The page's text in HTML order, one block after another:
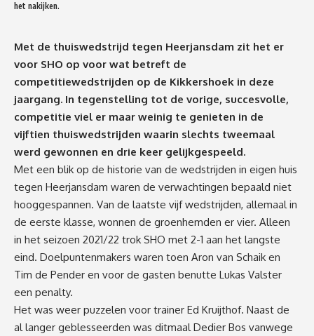
het nakijken.
Met de thuiswedstrijd tegen Heerjansdam zit het er
voor SHO op voor wat betreft de
competitiewedstrijden op de Kikkershoek in deze
jaargang. In tegenstelling tot de vorige, succesvolle,
competitie viel er maar weinig te genieten in de
vijftien thuiswedstrijden waarin slechts tweemaal
werd gewonnen en drie keer gelijkgespeeld.
Met een blik op de historie van de wedstrijden in eigen huis
tegen Heerjansdam waren de verwachtingen bepaald niet
hooggespannen. Van de laatste vijf wedstrijden, allemaal in
de eerste klasse, wonnen de groenhemden er vier. Alleen
in het seizoen 2021/22 trok SHO met 2-1 aan het langste
eind. Doelpuntenmakers waren toen Aron van Schaik en
Tim de Pender en voor de gasten benutte Lukas Valster
een penalty.
Het was weer puzzelen voor trainer Ed Kruijthof. Naast de
al langer geblesseerden was ditmaal Dedier Bos vanwege